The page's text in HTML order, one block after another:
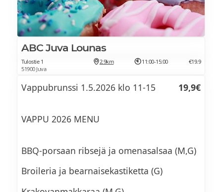
ABC Juva Lounas
Tulostie 1
51900 Juva
2.9km 11:00-15:00 €19.9
Vappubrunssi 1.5.2026 klo 11-15 19,9€
VAPPU 2026 MENU
BBQ-porsaan ribsejä ja omenasalsaa (M,G)
Broileria ja bearnaisekastiketta (G)